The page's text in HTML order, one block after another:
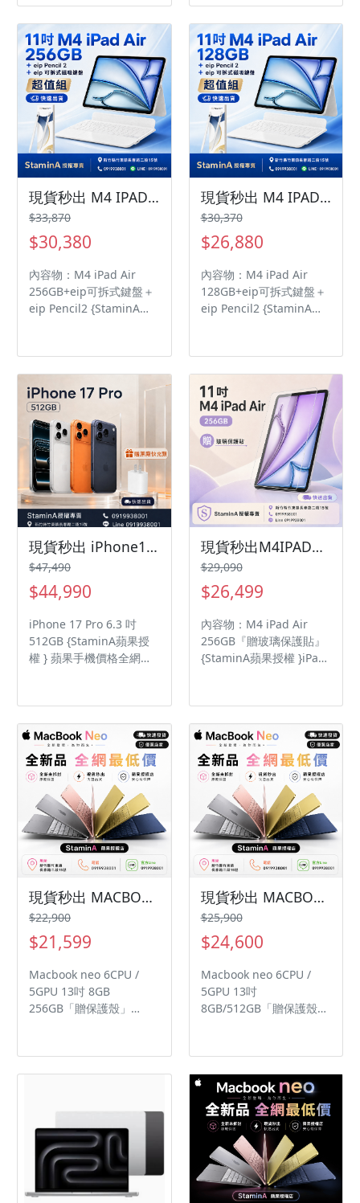
顯示器 sRGB 色彩、原彩
顯示
iPadOS 26 作業系統 ◎
11 吋 2,360 x
1,640pixels 解析度
Liquid Retina 顯示器 ◎
內建 Apple M4 晶片（8
核心 CPU + 9 核心 GPU）
◎ 12GB RAM（120GB/s
記憶體頻寬） ◎ 前置
1,200 萬畫素鏡頭 ◎ 後置
1,200 萬畫素鏡頭 ◎
Touch ID 指紋辨識 ◎ Wi-
Fi 7、藍牙 6.0、Thread
網路技術、Apple N1 無
線網路晶片、iBeacon 微
型定位服務 ◎ 採用 USB
速度最高可達 10Gb/s)，
支援 DisplayPort ◎ 內建
28.93Wh 電池
現貨秒出 M4 IPADAIR 11吋256GB超值套組『eip可拆式鍵盤＋eip Pencil2』ipadair/ IPADAIR
$33,870
$30,380
內容物：M4 iPad Air
256GB+eip可拆式鍵盤＋
eip Pencil2 {StaminA蘋
◎ 採用 iPadOS 26 作業系
統 ◎ 11 吋 2,360 x
1,640pixels 解析度
Liquid Retina 顯示器 ◎
內建 Apple M4 晶片（8
核心 CPU + 9 核心 GPU）
◎ 12GB RAM（120GB/s
記憶體頻寬） ◎ 前置
1,200 萬畫素鏡頭 ◎ 後置
1,200 萬畫素鏡頭 ◎
Touch ID 指紋辨識 ◎ Wi-
Fi 7、藍牙 6.0、Thread
網路技術、Apple N1 無
線網路晶片、iBeacon 微
型定位服務 ◎ 採用 USB
速度最高可達 10Gb/s)，
支援 DisplayPort ◎ 內建
28.93Wh 電池
現貨秒出 M4 IPADAIR 11吋128GB超值套組『eip可拆式鍵盤＋eip Pencil2』
$30,370
$26,880
內容物：M4 iPad Air
128GB+eip可拆式鍵盤＋
eip Pencil2 {StaminA蘋
◎ 採用 iPadOS 26 作業系
統 ◎ 11 吋 2,360 x
1,640pixels 解析度
Liquid Retina 顯示器 ◎
內建 Apple M4 晶片（8
核心 CPU + 9 核心 GPU）
◎ 12GB RAM（120GB/s
記憶體頻寬） ◎ 前置
1,200 萬畫素鏡頭 ◎ 後置
1,200 萬畫素鏡頭 ◎
Touch ID 指紋辨識 ◎ Wi-
Fi 7、藍牙 6.0、Thread
網路技術、Apple N1 無
線網路晶片、iBeacon 微
型定位服務 ◎ 採用 USB
速度最高可達 10Gb/s)，
支援 DisplayPort ◎ 內建
28.93Wh 電池
現貨秒出 iPhone17pro512GB『贈原廠充電頭』IPHONE17PRO /i17/17 Pro/i17pro/i17Pro
$47,490
$44,990
iPhone 17 Pro 6.3 吋
512GB {StaminA蘋果授
權 } 蘋果手機價格全網最
『贈原廠充電頭』 超
Retina XDR 顯示器
ProMotion 自動適應更新
頻率 永遠顯示 動態島 機
殼材質 鋁金屬一體成型 動
作按鈕 相機控制更快速地
取用拍照和錄影工具
17Pro A19 Pro 晶片 6 核
心 GPU 配備神經網路加速
器 硬體加速光線追蹤 影片
播放時間最長可達 37 小
時 畫面中有一個人，兩個
箭頭指向相反方向 1800
萬像素 Center Stage 前
置相機 點一下縮放和旋轉
雙向同拍 視訊通話人物居
中 4800 萬像素 Pro 融合
相機系統 4800 萬像素融
與景深控制 微距攝影 杜比
視界，最高可達 4K (120
fps) 最新一代攝影風格
0.5 倍、1 倍、2 倍、4
倍、8 倍 Apple
Intelligence SOS 緊急
現貨秒出M4IPADAIR 11吋256GB『贈玻璃保護貼』ipadair/ IPADAIR/iPad Air
$29,090
$26,499
內容物：M4 iPad Air
256GB『贈玻璃保護貼』
{StaminA蘋果授權 }iPad
iPadOS 26 作業系統 ◎
11 吋 2,360 x
1,640pixels 解析度
Liquid Retina 顯示器 ◎
內建 Apple M4 晶片（8
核心 CPU + 9 核心 GPU）
◎ 12GB RAM（120GB/s
記憶體頻寬） ◎ 前置
1,200 萬畫素鏡頭 ◎ 後置
1,200 萬畫素鏡頭 ◎
Touch ID 指紋辨識 ◎ Wi-
Fi 7、藍牙 6.0、Thread
網路技術、Apple N1 無
線網路晶片、iBeacon 微
型定位服務 ◎ 採用 USB
速度最高可達 10Gb/s)，
支援 DisplayPort ◎ 內建
28.93Wh 電池
現貨秒出 MACBOOKNEO 13吋 8GB 256GB「贈保護殼」macbookneo/Macbookneo
$22,900
$21,599
Macbook neo 6CPU /
5GPU 13吋 8GB
256GB「贈保護殼」
價格全網最低 品質保障
Macbook neo 6CPU /
MacBook 系列。每款皆配
有同色系鍵盤，完美呈現
整體風格。 配備 A18 Pro
晶片的 MacBook Neo 就
為你啟動所需的效能和 AI
現貨秒出 MACBOOKNEO 13吋 8GB 512GB「贈保護殼」macbookneo/Macbookneo
$25,900
$24,600
Macbook neo 6CPU /
5GPU 13吋
8GB/512GB「贈保護殼」
價格全網最低 品質保障
Macbook neo 6CPU /
5GPU 13吋 8GB/512GB
歷來最鮮亮多彩的
MacBook 系列。每款皆配
有同色系鍵盤，完美呈現
整體風格。 配備 A18 Pro
晶片的 MacBook Neo 就
為你啟動所需的效能和 AI